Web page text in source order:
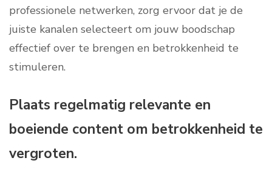
professionele netwerken, zorg ervoor dat je de
juiste kanalen selecteert om jouw boodschap
effectief over te brengen en betrokkenheid te
stimuleren.
Plaats regelmatig relevante en
boeiende content om betrokkenheid te
vergroten.